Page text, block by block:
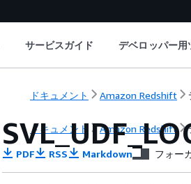
サービスガイド デベロッパー用
ドキュメント Amazon Redshift
ドキュメント Amazon Redshift
PDF RSS Markdown フォー